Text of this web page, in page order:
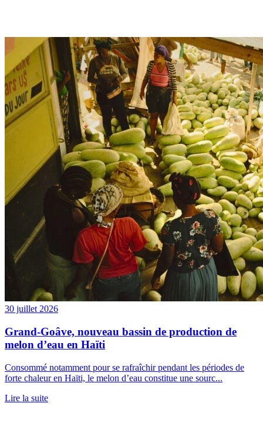
30 juillet 2026
Grand-Goâve, nouveau bassin de production de
melon d’eau en Haïti
Consommé notamment pour se rafraîchir pendant les périodes de
forte chaleur en Haïti, le melon d’eau constitue une sourc...
Lire la suite